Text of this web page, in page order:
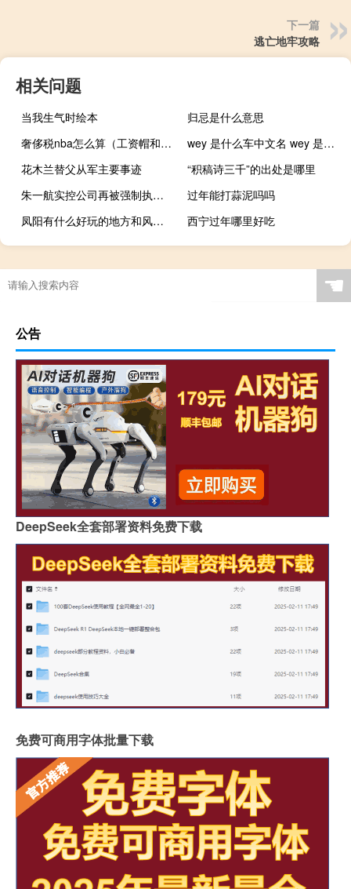
下一篇
逃亡地牢攻略
相关问题
当我生气时绘本
归忌是什么意思
奢侈税nba怎么算（工资帽和奢侈税线是一回事吗）
wey 是什么车中文名 wey 是什么牌的车
花木兰替父从军主要事迹
“积稿诗三千”的出处是哪里
朱一航实控公司再被强制执行 涉施工纠纷案件
过年能打蒜泥吗吗
凤阳有什么好玩的地方和风景点
西宁过年哪里好吃
☚
公告
DeepSeek全套部署资料免费下载
免费可商用字体批量下载